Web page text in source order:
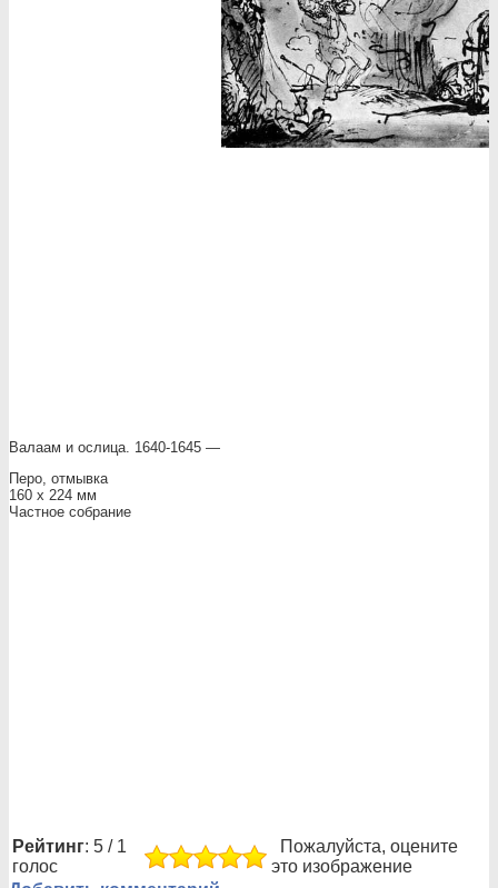
Валаам и ослица. 1640-1645 —
Перо, отмывка
160 x 224 мм
Частное собрание
Рейтинг: 5 / 1
голос
Пожалуйста, оцените
это изображение